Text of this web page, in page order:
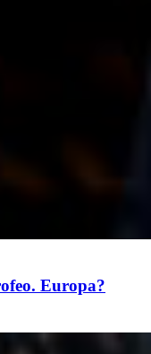
Europa?